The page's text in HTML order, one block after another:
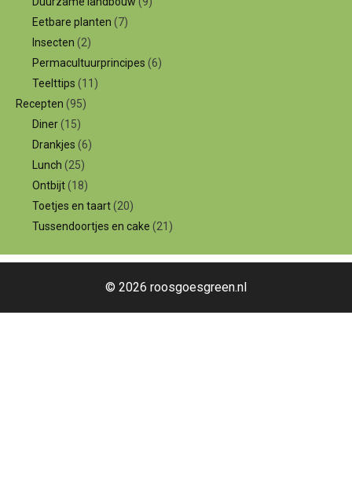
Eetbare planten (7)
Insecten (2)
Permacultuurprincipes (6)
Teelttips (11)
Recepten (95)
Diner(15)
Drankjes (6)
Lunch (25)
Ontbijt(18)
Toetjes en taart(20)
Tussendoortjes en cake (21)
© 2026 roosgoesgreen.nl